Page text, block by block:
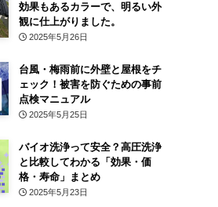
効果もあるカラーで、明るい外
観に仕上がりました。
2025年5月26日
台風・梅雨前に外壁と屋根をチ
ェック！被害を防ぐための事前
点検マニュアル
2025年5月25日
バイオ洗浄って安全？高圧洗浄
と比較してわかる「効果・価
格・寿命」まとめ
2025年5月23日